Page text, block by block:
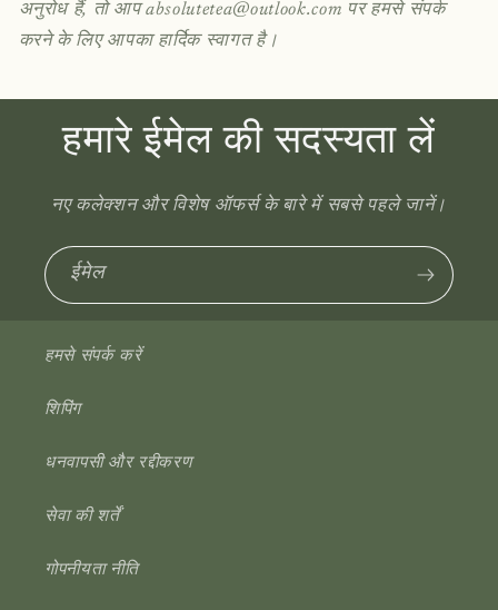
अनुरोध हैं, तो आप absolutetea@outlook.com पर हमसे संपर्क
करने के लिए आपका हार्दिक स्वागत है।
हमारे ईमेल की सदस्यता लें
नए कलेक्शन और विशेष ऑफर्स के बारे में सबसे पहले जानें।
ईमेल
हमसे संपर्क करें
शिपिंग
धनवापसी और रद्दीकरण
सेवा की शर्तें
गोपनीयता नीति